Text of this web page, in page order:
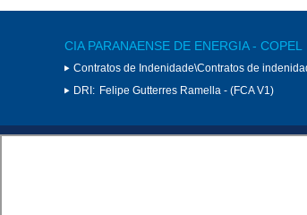
CIA PARANAENSE DE ENERGIA - COPEL
Contratos de Indenidade\Contratos de
DRI: Felipe Gutterres Ramella - (FCA V1)